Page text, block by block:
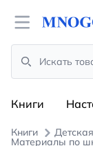
Open menu
Search
Книги
Книги
Материалы по